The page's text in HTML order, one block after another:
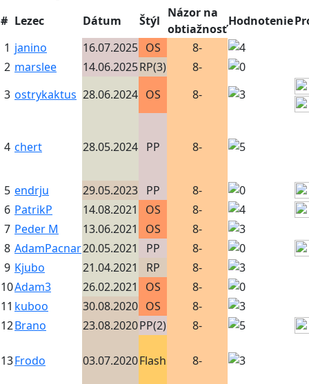
# Lezec Dátum Štýl
Názor na
obtiažnosť
Hodnotenie
1 janino 16.07.2025 OS
8-
2 marslee 14.06.2025RP(3)
8-
3 ostrykaktus 28.06.2024 OS 8-
4 chert 28.05.2024 PP 8-
5 endrju 29.05.2023 PP
8-
6 PatrikP 14.08.2021 OS
8-
7 Peder M 13.06.2021 OS
8-
8 AdamPacnar20.05.2021 PP
8-
9 Kjubo 21.04.2021 RP
8-
10Adam3 26.02.2021 OS
8-
11 kuboo 30.08.2020 OS
8-
12Brano 23.08.2020PP(2) 8-
13Frodo 03.07.2020Flash 8-